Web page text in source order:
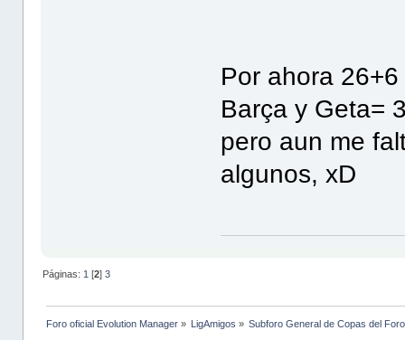
Por ahora
Barça y Geta=
pero aun me
algunos, xD
Páginas: 1 [2] 3
Foro oficial Evolution Manager» LigAmigos » Subforo General de Copas del